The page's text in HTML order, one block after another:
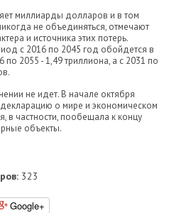
миллиарды долларов и в том
не объединяться, отмечают
и источника этих потерь.
с 2016 по 2045 год обойдется в
2055 - 1,49 триллиона, а с 2031 по
не идет. В начале октября
о мире и экономическом
в частности, пообещала к концу
объекты.
323
Google+